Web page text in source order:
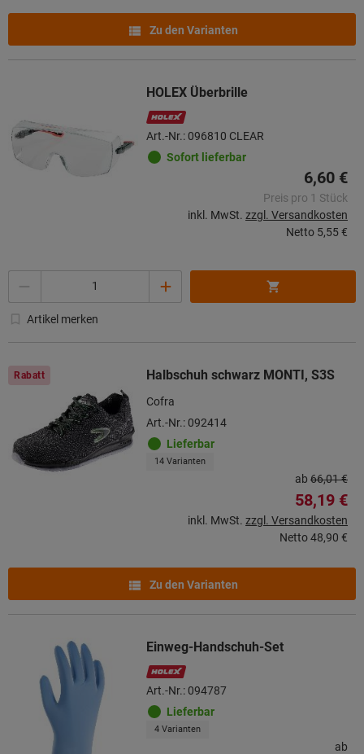
Zu den Varianten
HOLEX Überbrille
Art.-Nr.: 096810 CLEAR
Sofort lieferbar
6,60 €
Preis pro 1 Stück
inkl. MwSt. zzgl. Versandkosten
Netto 5,55 €
Artikel merken
Rabatt Halbschuh schwarz MONTI, S3S
Cofra
Art.-Nr.: 092414
Lieferbar
14 Varianten
ab 66,01 €
58,19 €
inkl. MwSt. zzgl. Versandkosten
Netto48,90 €
Zu den Varianten
Einweg-Handschuh-Set
Art.-Nr.: 094787
Lieferbar
4 Varianten
ab